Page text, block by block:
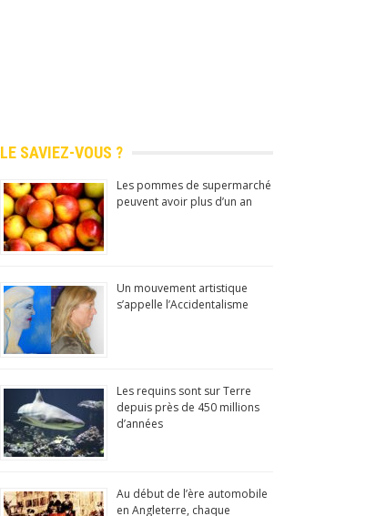
LE SAVIEZ-VOUS ?
Les pommes de supermarché
peuvent avoir plus d’un an
Un mouvement artistique
s’appelle l’Accidentalisme
Les requins sont sur Terre
depuis près de 450 millions
d’années
Au début de l’ère automobile
en Angleterre, chaque